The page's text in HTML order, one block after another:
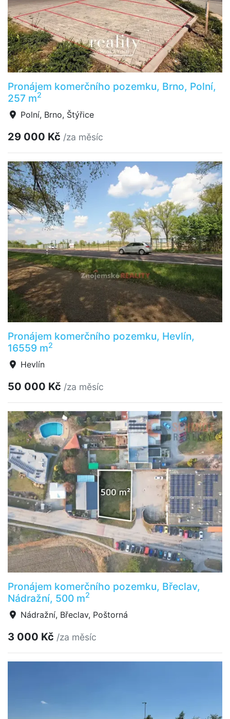
Pronájem komerčního pozemku, Brno, Polní,
257 m2
Polní, Brno, Štýřice
29 000 Kč /za měsíc
Pronájem komerčního pozemku, Hevlín,
16559 m2
Hevlín
50 000 Kč /za měsíc
Pronájem komerčního pozemku, Břeclav,
Nádražní, 500 m2
Nádražní, Břeclav, Poštorná
3 000 Kč /za měsíc